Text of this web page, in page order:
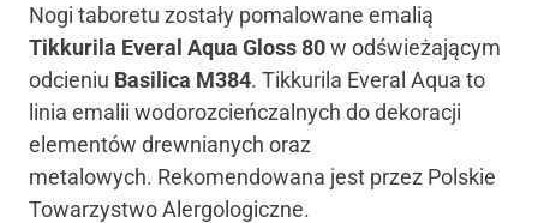
Nogi taboretu zostały pomalowane emalią
Tikkurila Everal Aqua Gloss 80w odświeżającym
odcieniu Basilica M384. Tikkurila Everal Aqua to
linia emalii wodorozcieńczalnych do dekoracji
elementów drewnianych oraz
metalowych. Rekomendowana jest przez Polskie
Towarzystwo Alergologiczne.